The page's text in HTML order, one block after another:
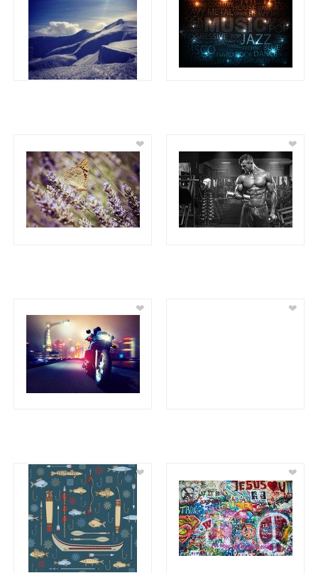
❤ ❤
❤ ❤
❤ ❤